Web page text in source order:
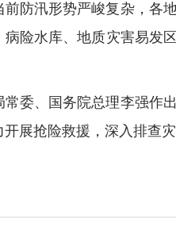
汛形势严峻复杂，各地
险水库、地质灾害易发
、国务院总理李强作出
开展抢险救援，深入排查